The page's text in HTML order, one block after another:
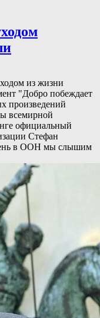
из жизни
"Добро побеждает
произведений
всемирной
официальный
Стефан
в ООН мы слышим